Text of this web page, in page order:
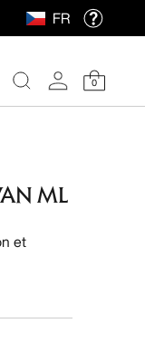
FR
0
ML
et